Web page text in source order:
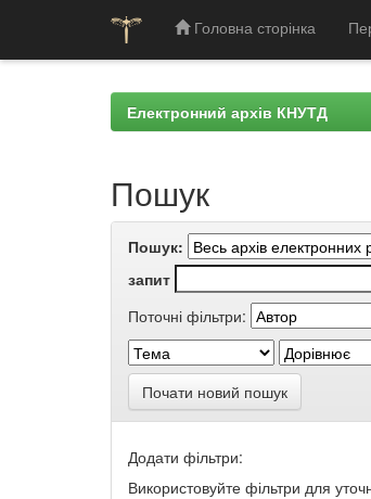
Головна сторінка
Електронний архів КНУТД
Пошук
Пошук:
запит
Поточні фільтри:
Почати новий пошук
Додати фільтри:
Використовуйте фільтри для